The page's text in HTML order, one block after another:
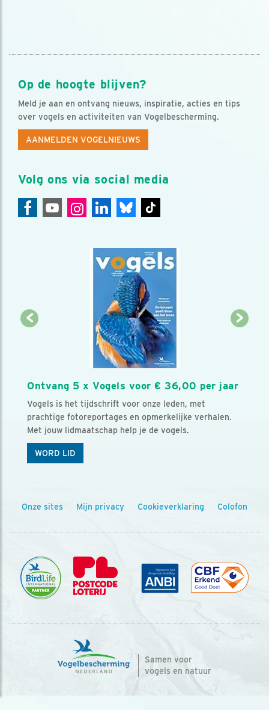
Op de hoogte blijven?
Meld je aan en ontvang nieuws, inspiratie, acties en tips
over vogels en activiteiten van Vogelbescherming.
AANMELDEN VOGELNIEUWS
Volg ons via social media
Ontvang 5 x Vogels voor € 36,00 per jaar
Vogels is het tijdschrift voor onze leden, met
prachtige fotoreportages en opmerkelijke verhalen.
Met jouw lidmaatschap help je de vogels.
WORD LID
Onze sites Mijn privacy Cookieverklaring Colofon
Samen voor
vogels en natuur